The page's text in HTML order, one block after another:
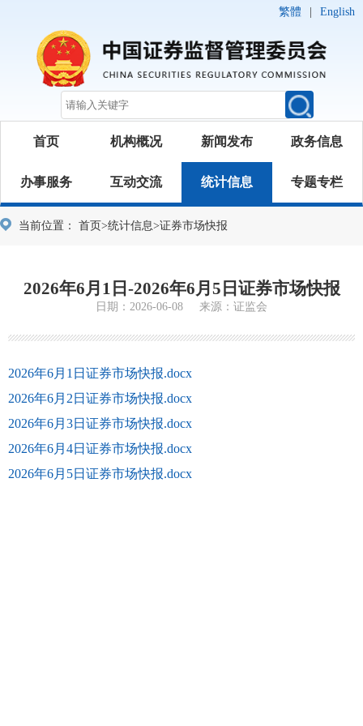
繁體 English
首页 机构概况 新闻发布 政务信息
办事服务 互动交流 统计信息 专题专栏
当前位置： 首页>统计信息>证券市场快报
2026年6月1日-2026年6月5日证券市场快报
日期：2026-06-08 来源：证监会
2026年6月1日证券市场快报.docx
2026年6月2日证券市场快报.docx
2026年6月3日证券市场快报.docx
2026年6月4日证券市场快报.docx
2026年6月5日证券市场快报.docx